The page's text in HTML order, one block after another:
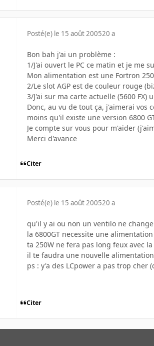
Posté(e) le 15 août 200520 a
Bon bah j'ai un problème :
1/J'ai ouvert le PC ce matin et je me
Mon alimentation est une Fortron
2/Le slot AGP est de couleur rouge
3/J'ai sur ma carte actuelle (5600
Donc, au vu de tout ça, j'aimerai vos
moins qu'il existe une version 6800
Je compte sur vous pour m'aider
Merci d'avance
Citer
Posté(e) le 15 août 200520 a
qu'il y ai ou non un ventilo ne
la 6800GT necessite une
ta 250W ne fera pas long feux avec la
il te faudra une nouvelle
ps : y'a des LCpower a pas trop cher
Citer